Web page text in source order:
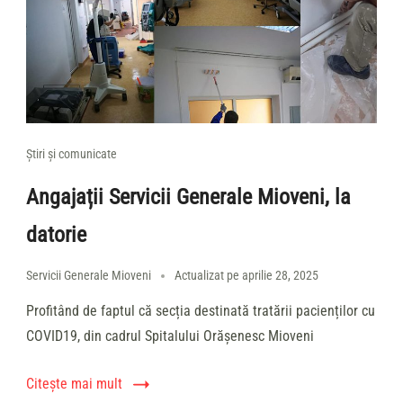
Știri și comunicate
Angajații Servicii Generale Mioveni, la
datorie
Servicii Generale Mioveni Actualizat pe aprilie 28, 2025
Profitând de faptul că secția destinată tratării pacienților cu
COVID19, din cadrul Spitalului Orășenesc Mioveni
Citește mai mult